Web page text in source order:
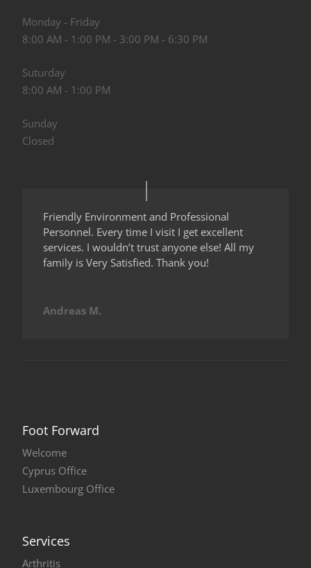
Monday - Friday
8:00 AM - 1:00 PM - 3:00 PM - 6:30 PM
Suturday
8:00 AM - 1:00 PM
Sunday
Closed
Friendly Environment and Professional
Personnel. Every time I visit I get excellent
services. I wouldn’t trust anyone else! All my
family is Very Satisfied. Thank you!
Andreas M.
Foot Forward
Welcome
Cyprus Office
Luxembourg Office
Services
Arthritis